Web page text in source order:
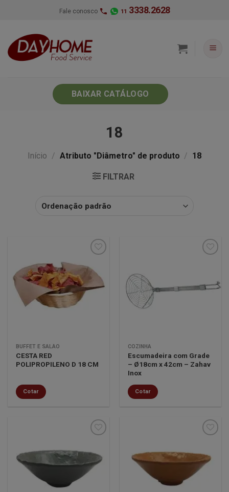
Fale conosco 11 3338.2628
BAIXAR CATÁLOGO
18
Início / Atributo "Diâmetro" de produto / 18
FILTRAR
Minha
lista de
desejos
BUFFET E SALÃO
CESTA RED
POLIPROPILENO D 18 CM
Cotar
lista de
COZINHA
Escumadeira com Grade
– Ø18cm x 42cm – Zahav
Inox
Cotar
Minha
lista de
desejos
Minha
lista de
desejos